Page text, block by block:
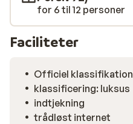
for 6 til 12 personer
Faciliteter
Officiel
klassificering: luksus
indtjekning
trådløst internet